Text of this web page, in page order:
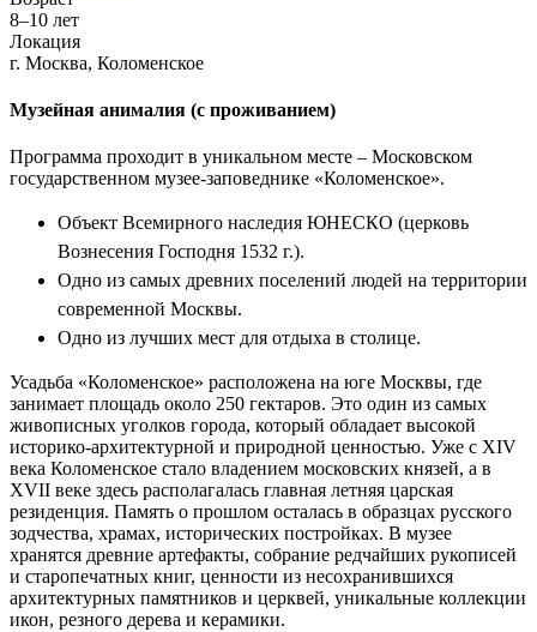
8–10 лет
Локация
г. Москва, Коломенское
Музейная анималия (с проживанием)
Программа проходит в уникальном месте – Московском
государственном музее-заповеднике «Коломенское».
Объект Всемирного наследия ЮНЕСКО (церковь
Вознесения Господня 1532 г.).
Одно из самых древних поселений людей на территории
современной Москвы.
Одно из лучших мест для отдыха в столице.
Усадьба «Коломенское» расположена на юге Москвы, где
занимает площадь около 250 гектаров. Это один из самых
живописных уголков города, который обладает высокой
историко-архитектурной и природной ценностью. Уже с XIV
века Коломенское стало владением московских князей, а в
XVII веке здесь располагалась главная летняя царская
резиденция. Память о прошлом осталась в образцах русского
зодчества, храмах, исторических постройках. В музее
хранятся древние артефакты, собрание редчайших рукописей
и старопечатных книг, ценности из несохранившихся
архитектурных памятников и церквей, уникальные коллекции
икон, резного дерева и керамики.